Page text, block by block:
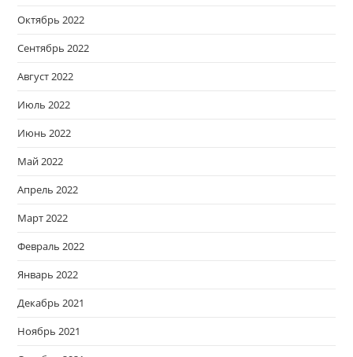
Октябрь 2022
Сентябрь 2022
Август 2022
Июль 2022
Июнь 2022
Май 2022
Апрель 2022
Март 2022
Февраль 2022
Январь 2022
Декабрь 2021
Ноябрь 2021